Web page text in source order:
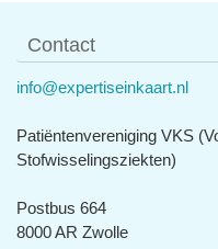
Contact
info@expertiseinkaart.nl
Patiëntenvereniging VKS
Stofwisselingsziekten)
Postbus 664
8000 AR Zwolle